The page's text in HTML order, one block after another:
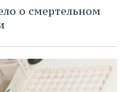
о смертельном